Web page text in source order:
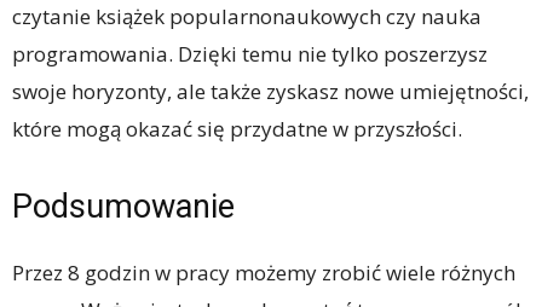
czytanie książek popularnonaukowych czy nauka
programowania. Dzięki temu nie tylko poszerzysz
swoje horyzonty, ale także zyskasz nowe umiejętności,
które mogą okazać się przydatne w przyszłości.
Podsumowanie
Przez 8 godzin w pracy możemy zrobić wiele różnych